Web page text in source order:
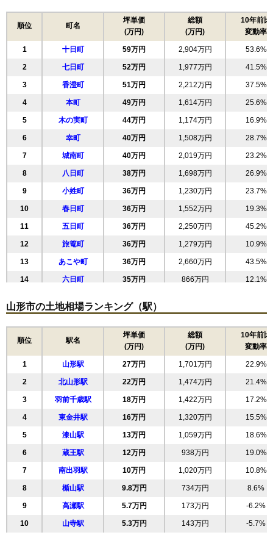
順位 町名
坪単価
(万円)
総額
(万円)
10年前比
変動率
1 十日町 59万円 2,904万円 53.6%
2 七日町 52万円 1,977万円 41.5%
3 香澄町 51万円 2,212万円 37.5%
4 本町 49万円 1,614万円 25.6%
5 木の実町 44万円 1,174万円 16.9%
6 幸町 40万円 1,508万円 28.7%
7 城南町 40万円 2,019万円 23.2%
8 八日町 38万円 1,698万円 26.9%
9 小姓町 36万円 1,230万円 23.7%
10 春日町 36万円 1,552万円 19.3%
11 五日町 36万円 2,250万円 45.2%
12 旅篭町 36万円 1,279万円 10.9%
13 あこや町 36万円 2,660万円 43.5%
14 六日町 35万円 866万円 12.1%
16 緑町 33万円 1,966万円 36.4%
33万円 2,057万円 42.3%
32万円 2,037万円 36.1%
19 東原町 32万円 2,023万円 29.1%
20 若葉町 32万円 1,855万円 42.8%
21 城西町 31万円 2,117万円 42.5%
22 末広町 31万円 1,464万円 21.4%
23 相生町 30万円 1,962万円 14.1%
24 錦町 30万円 1,477万円 31.9%
25 荒楯町 30万円 1,962万円 22.8%
26 松見町 30万円 2,051万円 25.8%
27 寿町 30万円 1,956万円 28.7%
28 大手町 29万円 1,489万円 21.5%
山形市の土地相場ランキング（駅）
順位 駅名
坪単価
(万円)
総額
(万円)
10年前比
変動率
1 山形駅 27万円 1,701万円 22.9%
2 北山形駅 22万円 1,474万円 21.4%
3 羽前千歳駅 18万円 1,422万円 17.2%
4 東金井駅 16万円 1,320万円 15.5%
5 漆山駅 13万円 1,059万円 18.6%
6 蔵王駅 12万円 938万円 19.0%
7 南出羽駅 10万円 1,020万円 10.8%
8 楯山駅 9.8万円 734万円 8.6%
9 高瀬駅 5.7万円 173万円 -6.2%
10 山寺駅 5.3万円 143万円 -5.7%